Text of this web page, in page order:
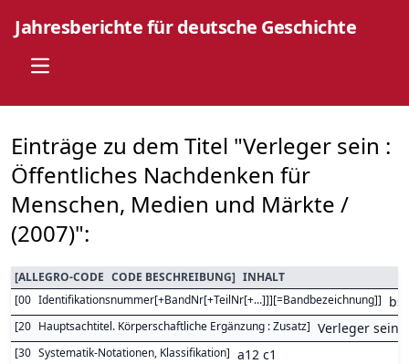
Jahresberichte für deutsche Geschichte
Open main menu
Einträge zu dem Titel "Verleger sein :
Öffentliches Nachdenken für
Menschen, Medien und Märkte /
(2007)":
[ALLEGRO-CODE CODE BESCHREIBUNG] INHALT
[00 Identifikationsnummer[+BandNr[+TeilNr[+...]]][=Bandbezeichnung]]
[20 Hauptsachtitel. Körperschaftliche Ergänzung : Zusatz] Verleger sein
[30 Systematik-Notationen, Klassifikation] a12 c1